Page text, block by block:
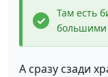
Там есть
большими
А сразу сзади